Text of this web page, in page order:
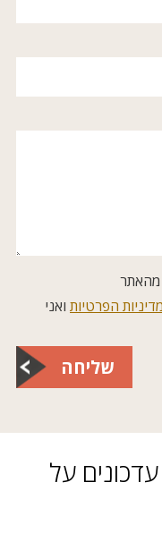
מהאתר
מדיניות הפרטיות ואני
שליחה
על